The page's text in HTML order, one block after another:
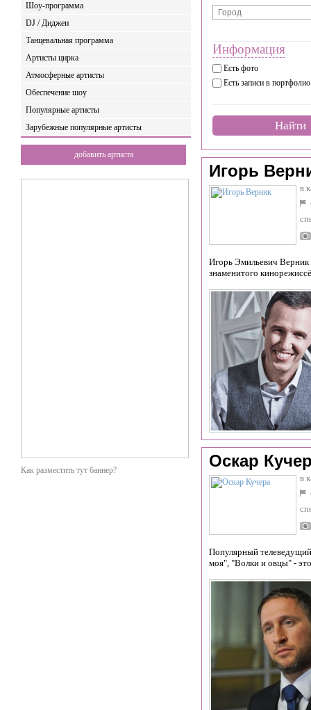
Шоу-программа
DJ / Диджеи
Танцевальная программа
Артисты цирка
Атмосферные артисты
Обеспечение шоу
Популярные артисты
Зарубежные популярные артисты
добавить артиста
Как разместить тут баннер?
Информация
Есть фото
Есть записи в портфолио
Найти
Игорь
в
Игорь Эмильевич Верник
знаменитого
Оскар
в
Популярный
моя", "Волки и овцы" -